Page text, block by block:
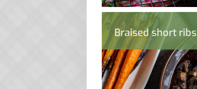
Braised short ribs